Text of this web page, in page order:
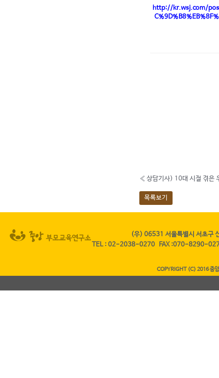
http://kr.wsj.com/
« 상담기사) 10대 시절 겪은
목록보기
(우) 06531 서울특별시 서초구
TEL: 02-2038-0270 FAX:070-8290-
COPYRIGHT (C) 2016 중